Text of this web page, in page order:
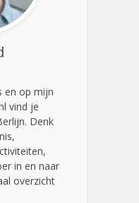
en op mijn
vind je
Denk
in en naar
overzicht